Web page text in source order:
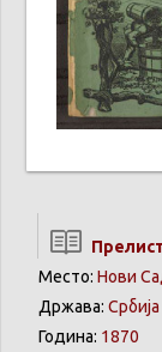
Место: Нови
Држава: Србија
Година: 1870